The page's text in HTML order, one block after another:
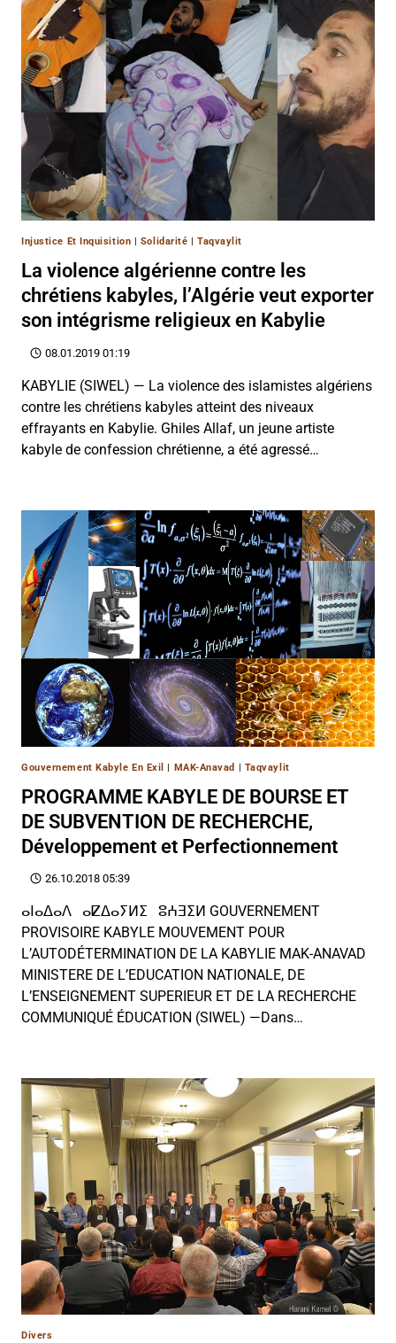
Injustice Et Inquisition Solidarité |Taqvaylit
La violence algérienne contre les
chrétiens kabyles, l’Algérie veut exporter
son intégrisme religieux en Kabylie
08.01.2019 01:19
KABYLIE (SIWEL) — La violence des islamistes algériens
contre les chrétiens kabyles atteint des niveaux
effrayants en Kabylie. Ghiles Allaf, un jeune artiste
kabyle de confession chrétienne, a été agressé…
Gouvernement Kabyle En Exil | MAK-Anavad | Taqvaylit
PROGRAMME KABYLE DE BOURSE ET
DE SUBVENTION DE RECHERCHE,
Développement et Perfectionnement
26.10.2018 05:39
ⴰⵏⴰⵠⴰⴷ ⴰⵇⵠⴰⵢⵍⵉ ⵓⵄⴺⵉⵍ GOUVERNEMENT
PROVISOIRE KABYLE MOUVEMENT POUR
L’AUTODÉTERMINATION DE LA KABYLIE MAK-ANAVAD
MINISTERE DE L’EDUCATION NATIONALE, DE
L’ENSEIGNEMENT SUPERIEUR ET DE LA RECHERCHE
COMMUNIQUÉ ÉDUCATION (SIWEL) —Dans…
Divers